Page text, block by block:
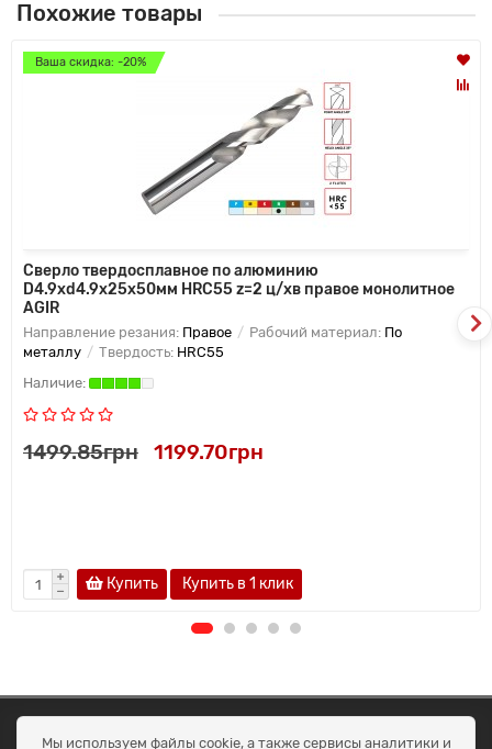
Похожие товары
Ваша скидка: -20%
Сверло твердосплавное по алюминию
D4.9xd4.9х25х50мм HRC55 z=2 ц/хв правое монолитное
AGIR
Направление резания: Правое Рабочий материал: По
металлу
Твердость: HRC55
1499.85грн 1199.70грн
Купить Купить в 1 клик
ОКЕАН ТРЕЙД
Мы используем файлы cookie, а также сервисы аналитики и